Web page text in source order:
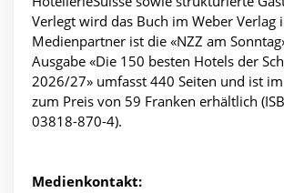
Verlegt wird das Buch im Weber Verlag
Medienpartner ist die «NZZ am
Ausgabe «Die 150 besten Hotels der
2026/27» umfasst 440 Seiten und ist
zum Preis von 59 Franken erhältlich
03818-870-4).
Medienkontakt: